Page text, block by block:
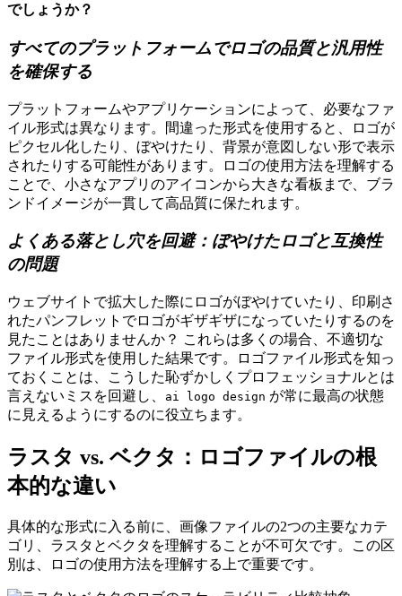
でしょうか？
すべてのプラットフォームでロゴの品質と汎用性
を確保する
プラットフォームやアプリケーションによって、必要なファ
イル形式は異なります。間違った形式を使用すると、ロゴが
ピクセル化したり、ぼやけたり、背景が意図しない形で表示
されたりする可能性があります。ロゴの使用方法を理解する
ことで、小さなアプリのアイコンから大きな看板まで、ブラ
ンドイメージが一貫して高品質に保たれます。
よくある落とし穴を回避：ぼやけたロゴと互換性
の問題
ウェブサイトで拡大した際にロゴがぼやけていたり、印刷さ
れたパンフレットでロゴがギザギザになっていたりするのを
見たことはありませんか？ これらは多くの場合、不適切な
ファイル形式を使用した結果です。ロゴファイル形式を知っ
ておくことは、こうした恥ずかしくプロフェッショナルとは
言えないミスを回避し、
ai logo design が常に最高の状態
に見えるようにするのに役立ちます。
ラスタ vs. ベクタ：ロゴファイルの根
本的な違い
具体的な形式に入る前に、画像ファイルの2つの主要なカテ
ゴリ、ラスタとベクタを理解することが不可欠です。この区
別は、ロゴの使用方法を理解する上で重要です。